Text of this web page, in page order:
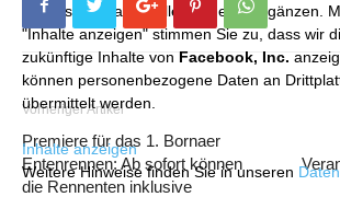
die unser redaktionelles Angebot ergänzen.
"Inhalte anzeigen" stimmen Sie zu, dass wir
zukünftige Inhalte von Facebook, Inc.
können personenbezogene Daten an
übermittelt werden.
Inhalte anzeigen
Weitere Hinweise finden Sie in unseren
Vorheriger Artikel
Premiere für das 1. Bornaer
Entenrennen: Ab sofort können
die Rennenten inklusive